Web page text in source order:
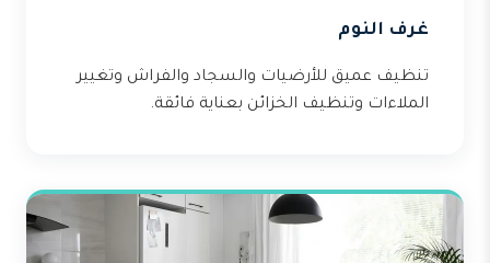
غرف النوم
تنظيف عميق للأرضيات والسجاد والفراش وتغيير
الملاءات وتنظيف الخزائن بعناية فائقة.